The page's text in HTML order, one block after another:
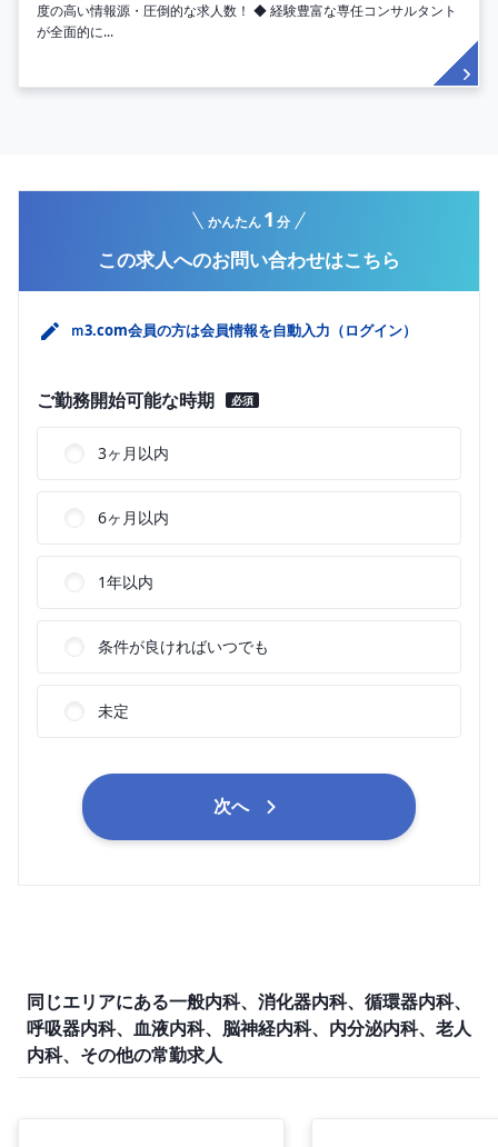
度の高い情報源・圧倒的な求人数！ ◆ 経験豊富な専任コンサルタント
が全面的に...
この求人へのお問い合わせはこちら
かんたん1 分
ｍ3.com会員の方は会員情報を自動入力（ログイン）
ご勤務開始可能な時期 必須
3ヶ月以内
6ヶ月以内
1年以内
条件が良ければいつでも
未定
次へ
同じエリアにある一般内科、消化器内科、循環器内科、
呼吸器内科、血液内科、脳神経内科、内分泌内科、老人
内科、その他の常勤求人